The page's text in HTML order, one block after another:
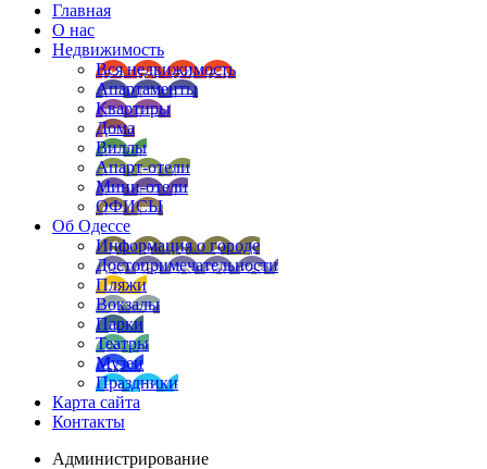
Главная
О нас
Недвижимость
Вся недвижимость
Апартаменты
Квартиры
Дома
Виллы
Апарт-отели
Мини-отели
ОФИСЫ
Об Одессе
Информация о городе
Достопримечательности
Пляжи
Вокзалы
Парки
Театры
Музеи
Праздники
Карта сайта
Контакты
Администрирование